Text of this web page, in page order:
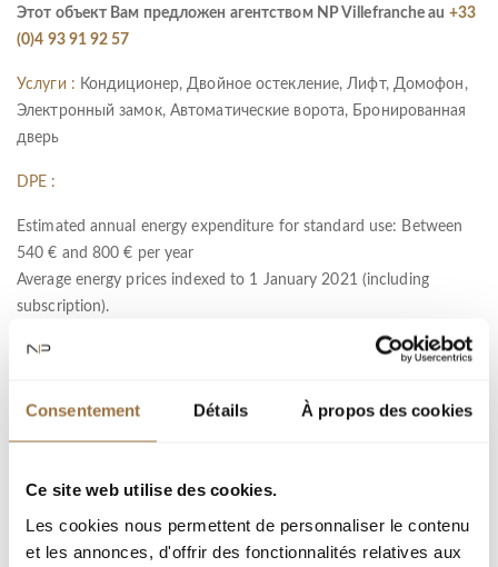
Consentement Détails À propos des cookies
Ce site web utilise des cookies.
Les cookies nous permettent de personnaliser le contenu
et les annonces, d'offrir des fonctionnalités relatives aux
Этот объект Вам предложен агентством NP Villefranche au +33
(0)4 93 91 92 57
Услуги : Кондиционер, Двойное остекление, Лифт, Домофон,
Электронный замок, Автоматические ворота, Бронированная
дверь
DPE :
Estimated annual energy expenditure for standard use: Between
540 € and 800 € per year
Average energy prices indexed to 1 January 2021 (including
subscription).
Information on the risks to which this property is exposed is
Ref : BS-10882